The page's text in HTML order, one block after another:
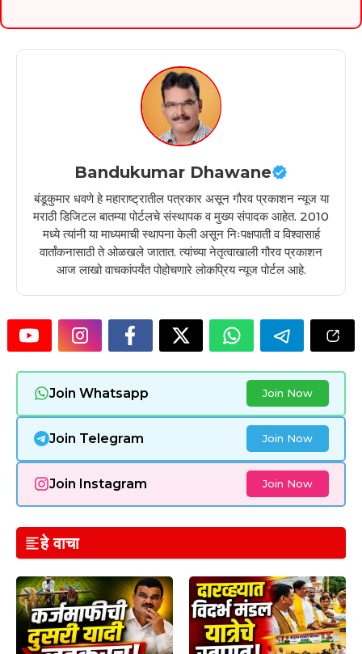
Bandukumar Dhawane
बंडूकुमार धवणे हे महाराष्ट्रातील पत्रकार असून गौरव प्रकाशन न्यूज या
मराठी डिजिटल बातम्या पोर्टलचे संस्थापक व मुख्य संपादक आहेत. 2010
मध्ये त्यांनी या माध्यमाची स्थापना केली असून निःपक्षपाती व विश्वासार्ह
वार्तांकनासाठी ते ओळखले जातात. त्यांच्या नेतृत्वाखाली गौरव प्रकाशन
आज लाखो वाचकांपर्यंत पोहोचणारे लोकप्रिय न्यूज पोर्टल आहे.
Join Whatsapp Join Now
Join Telegram Join Now
Join Instagram Join Now
हे वाचा